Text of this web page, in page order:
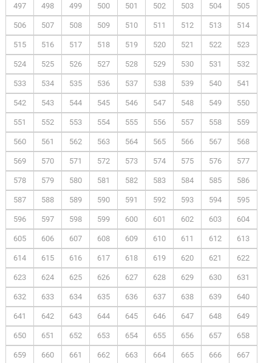
497 498 499 500 501 502 503 504 505
506 507 508 509 510 511 512 513 514
515 516 517 518 519 520 521 522 523
524 525 526 527 528 529 530 531 532
533 534 535 536 537 538 539 540 541
542 543 544 545 546 547 548 549 550
551 552 553 554 555 556 557 558 559
560 561 562 563 564 565 566 567 568
569 570 571 572 573 574 575 576 577
578 579 580 581 582 583 584 585 586
587 588 589 590 591 592 593 594 595
596 597 598 599 600 601 602 603 604
605 606 607 608 609 610 611 612 613
614 615 616 617 618 619 620 621 622
623 624 625 626 627 628 629 630 631
632 633 634 635 636 637 638 639 640
641 642 643 644 645 646 647 648 649
650 651 652 653 654 655 656 657 658
659 660 661 662 663 664 665 666 667